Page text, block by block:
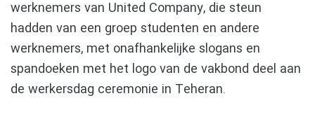
werknemers van United Company, die steun
hadden van een groep studenten en andere
werknemers, met onafhankelijke slogans en
spandoeken met het logo van de vakbond deel aan
de werkersdag ceremonie in Teheran.